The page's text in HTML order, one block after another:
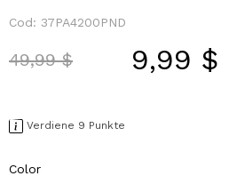
Cod: 37PA4200PND
Price reduced from
49,99 $to 9,99 $
Verdiene 9 Punkte
Color